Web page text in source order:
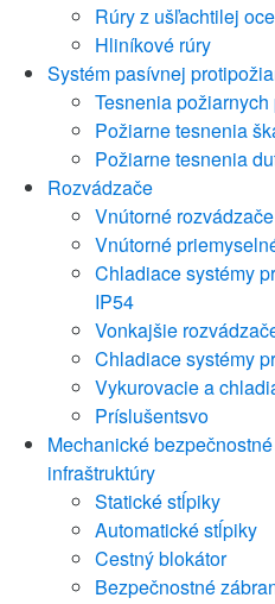
Rúry z ušľachtilej
Hliníkové rúry
Systém pasívnej
Tesnenia
Požiarne tesnenia
Požiarne tesnenia
Rozvádzače
Vnútorné rozvádzače
Vnútorné
Chladiace systémy
IP54
Vonkajšie
Chladiace systémy
Vykurovacie a
Príslušentsvo
Mechanické
infraštruktúry
Statické stĺpiky
Automatické stĺpiky
Cestný blokátor
Bezpečnostné